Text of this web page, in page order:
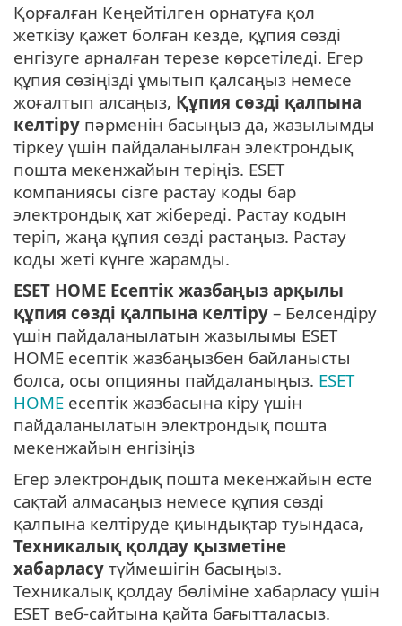
Қорғалған Кеңейтілген орнатуға қол
жеткізу қажет болған кезде, құпия сөзді
енгізуге арналған терезе көрсетіледі. Егер
құпия сөзіңізді ұмытып қалсаңыз немесе
жоғалтып алсаңыз, Құпия сөзді қалпына
келтіру пәрменін басыңыз да, жазылымды
тіркеу үшін пайдаланылған электрондық
пошта мекенжайын теріңіз. ESET
компаниясы сізге растау коды бар
электрондық хат жібереді. Растау кодын
теріп, жаңа құпия сөзді растаңыз. Растау
коды жеті күнге жарамды.
ESET HOME Есептік жазбаңыз арқылы
құпия сөзді қалпына келтіру – Белсендіру
үшін пайдаланылатын жазылымы ESET
HOME есептік жазбаңызбен байланысты
болса, осы опцияны пайдаланыңыз. ESET
HOME есептік жазбасына кіру үшін
пайдаланылатын электрондық пошта
мекенжайын енгізіңіз
Егер электрондық пошта мекенжайын есте
сақтай алмасаңыз немесе құпия сөзді
қалпына келтіруде қиындықтар туындаса,
Техникалық қолдау қызметіне
хабарласу түймешігін басыңыз.
Техникалық қолдау бөліміне хабарласу үшін
ESET веб-сайтына қайта бағытталасыз.